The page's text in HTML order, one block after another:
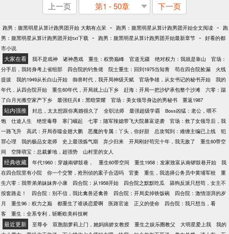
上一页 第1 - 50章 下一页
跑男：腹黑明星从算计跑男团开始 大鹅有点呆 - 跑男：腹黑明星从算计跑男团开始全文阅读 - 跑
男：腹黑明星从算计跑男团开始txt下载 - 跑男：腹黑明星从算计跑男团开始最新章节 - 好看的都
市小说
大家在看 我不是戏神 诸神愚戏 重生：权势巅峰 官道无疆 绝对权力：我就是靠山
官场：
分手后，我转身考上省组部
四合院的钓鱼佬 院士重生：回到1975当知青 苟在四合院捡漏
火线
提拔
我的1949从长白山开始 御兽时代，我开局神级天赋 官场争雄，从女书记的秘书开始
我的
年代，从四合院开始
重生60年代，开局就上山下乡 赶海：开局一把沙铲承包整个沙滩
六零：踹
了白月光搬空家产下乡
最强狂兵Ⅱ：黑暗荣耀 官场：美女领导身边的男秘书 重返1987
站内强推 封总，太太想跟你离婚很久了 全职法师 最强超级学霸
Boss凶猛：老公，喂不
饱
仕途人生 绝世毒尊 寒门崛起 七零：随军辣媳带飞大院暴富逆袭
官场：救了女领导后，我
一路飞升
高武：开局吞噬金翅大鹏 恶魔的专属：丫头，你好甜 总攻驾到：难缠主编已上线
犯
罪心理
我的极品女老师 史上最强炼气期 弃少归来 开局刚好苟完十年，我无敌了
重生60带空
间
空降萌宝：总裁爹地，超强势 山村里的女人
经典收藏 年代1960：穿越南锣鼓巷， 重生60带空间 重生1958：发家致富从南锣鼓巷开始
我
在四合院里有小院
你一个交警，抢刑侦的案子合适吗 官妻 重生，我选择公务员中黄埔军校
重
生六零：我带弟弟妹妹奔小康
四合院：从1958开始 四合院之默默吃瓜
舔狗反派只想苟，女主不
按套路走！
四合院：别不信，我比禽兽还禽兽 四合院：开局卖掉铁饭碗
四合院：激情澎湃的岁
月
重生96：权力之巅 都重生了谁谈恋爱啊 医路官途 正义的使命
四合院：我只想当，看
客
重生：全系专利，斩断欧美科技树
最近更新 至尊令 双胞胎萝莉上门，她妈病娇女教授 重生之娱乐圈教父 大明星爱上我
我的